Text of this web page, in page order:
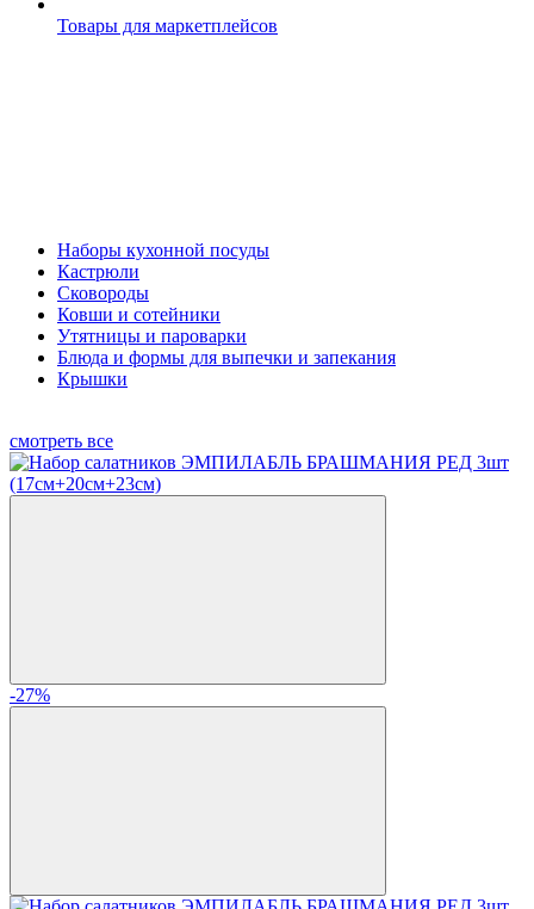
Товары для маркетплейсов
Наборы кухонной посуды
Кастрюли
Сковороды
Ковши и сотейники
Утятницы и пароварки
Блюда и формы для выпечки и запекания
Крышки
смотреть все
-27%